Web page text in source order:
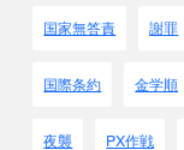
国家無答責 謝罪
国際条約 金学順
夜襲 PX作戦